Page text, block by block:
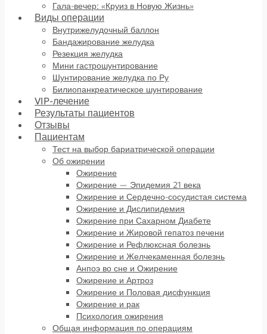
Гала-вечер: «Круиз в Новую Жизнь»
Виды операции
Внутрижелудочный баллон
Бандажирование желудка
Резекция желудка
Мини гастрошунтирование
Шунтирование желудка по Ру
Билиопанкреатическое шунтирование
VIP-лечение
Результаты пациентов
Отзывы
Пациентам
Тест на выбор бариатрической операции
Об ожирении
Ожирение
Ожирение — Эпидемия 21 века
Ожирение и Сердечно-сосудистая система
Ожирение и Дислипидемия
Ожирение при Сахарном Диабете
Ожирение и Жировой гепатоз печени
Ожирение и Рефлюксная болезнь
Ожирение и Желчекаменная болезнь
Анпоэ во сне и Ожирение
Ожирение и Артроз
Ожирение и Половая дисфункция
Ожирение и рак
Психология ожирения
Общая информация по операциям